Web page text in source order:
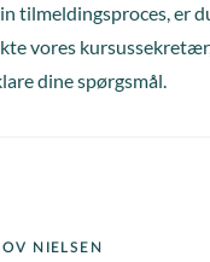
tilmeldingsproces, er
vores
dine spørgsmål.
NIELSEN